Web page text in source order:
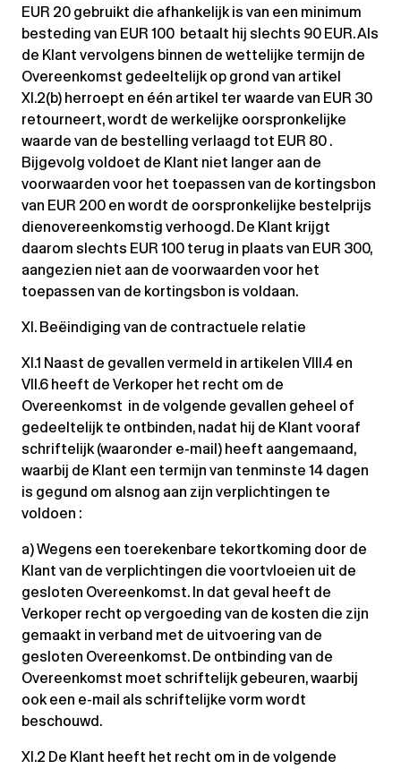
EUR 20 gebruikt die afhankelijk is van een minimum
besteding van EUR 100 betaalt hij slechts 90 EUR. Als
de Klant vervolgens binnen de wettelijke termijn de
Overeenkomst gedeeltelijk op grond van artikel
XI.2(b) herroept en één artikel ter waarde van EUR 30
retourneert, wordt de werkelijke oorspronkelijke
waarde van de bestelling verlaagd tot EUR 80 .
Bijgevolg voldoet de Klant niet langer aan de
voorwaarden voor het toepassen van de kortingsbon
van EUR 200 en wordt de oorspronkelijke bestelprijs
dienovereenkomstig verhoogd. De Klant krijgt
daarom slechts EUR 100 terug in plaats van EUR 300,
aangezien niet aan de voorwaarden voor het
toepassen van de kortingsbon is voldaan.
XI. Beëindiging van de contractuele relatie
XI.1 Naast de gevallen vermeld in artikelen VIII.4 en
VII.6 heeft de Verkoper het recht om de
Overeenkomst in de volgende gevallen geheel of
gedeeltelijk te ontbinden, nadat hij de Klant vooraf
schriftelijk (waaronder e-mail) heeft aangemaand,
waarbij de Klant een termijn van tenminste 14 dagen
is gegund om alsnog aan zijn verplichtingen te
voldoen :
a) Wegens een toerekenbare tekortkoming door de
Klant van de verplichtingen die voortvloeien uit de
gesloten Overeenkomst. In dat geval heeft de
Verkoper recht op vergoeding van de kosten die zijn
gemaakt in verband met de uitvoering van de
gesloten Overeenkomst. De ontbinding van de
Overeenkomst moet schriftelijk gebeuren, waarbij
ook een e-mail als schriftelijke vorm wordt
beschouwd.
XI.2 De Klant heeft het recht om in de volgende